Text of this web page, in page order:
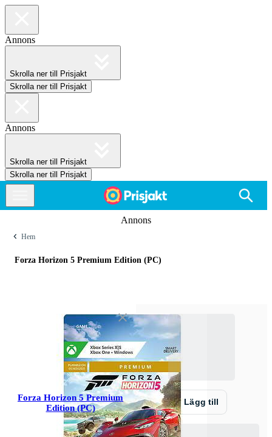
Annons
Skrolla ner till Prisjakt
Skrolla ner till Prisjakt
Annons
Skrolla ner till Prisjakt
Skrolla ner till Prisjakt
Annons
Hem
Forza Horizon 5 Premium Edition (PC)
Forza Horizon 5 Premium
Edition (PC)
Lägg till